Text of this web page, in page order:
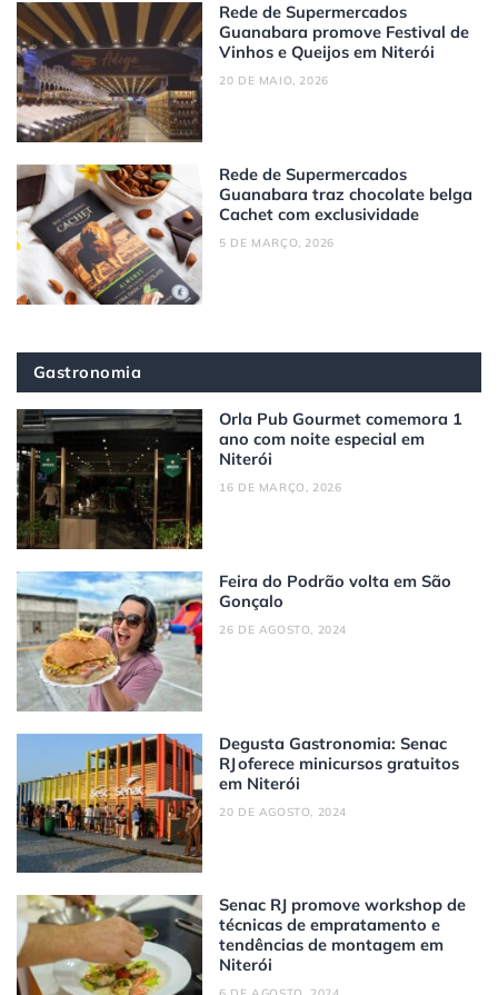
Rede de Supermercados
Guanabara promove Festival de
Vinhos e Queijos em Niterói
20 DE MAIO, 2026
Rede de Supermercados
Guanabara traz chocolate belga
Cachet com exclusividade
5 DE MARÇO, 2026
Gastronomia
Orla Pub Gourmet comemora 1
ano com noite especial em
Niterói
16 DE MARÇO, 2026
Feira do Podrão volta em São
Gonçalo
26 DE AGOSTO, 2024
Degusta Gastronomia: Senac
RJ oferece minicursos gratuitos
em Niterói
20 DE AGOSTO, 2024
Senac RJ promove workshop de
técnicas de empratamento e
tendências de montagem em
Niterói